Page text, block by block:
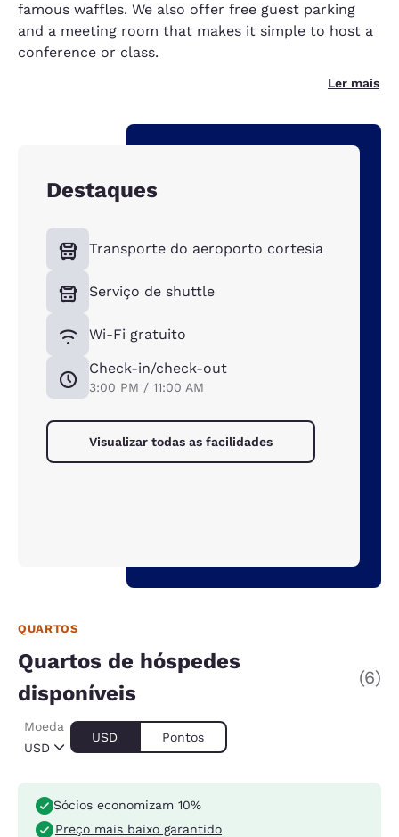
famous waffles. We also offer free guest parking
and a meeting room that makes it simple to host a
conference or class.
Ler mais
Destaques
Transporte do aeroporto cortesia
Serviço de shuttle
Wi-Fi gratuito
Check-in/check-out
3:00 PM / 11:00 AM
Visualizar todas as facilidades
QUARTOS
Quartos de hóspedes
disponíveis
(6)
USD
Moeda
USD Pontos
Sócios economizam 10%
Preço mais baixo garantido